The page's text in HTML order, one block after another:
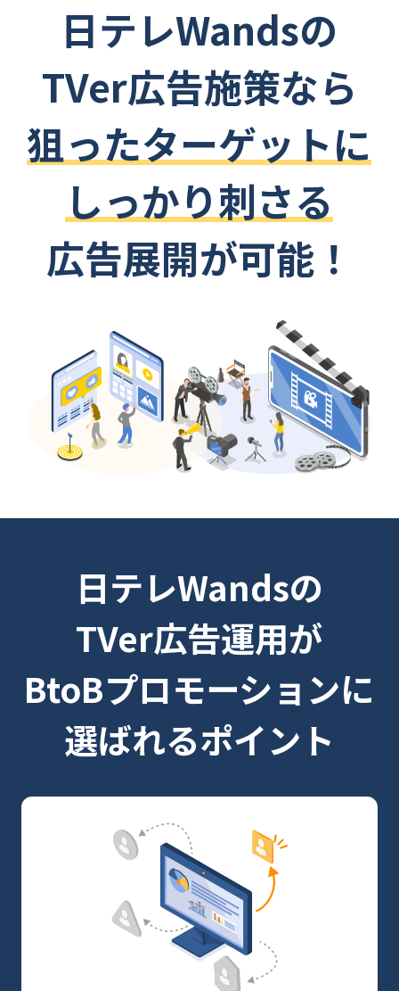
日テレWandsの
TVer広告施策なら
狙ったターゲットに
しっかり刺さる
広告展開が可能！
日テレWandsの
TVer広告運用が
BtoBプロモーションに
選ばれるポイント